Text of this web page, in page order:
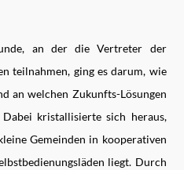
an der die Vertreter der
teilnahmen, ging es darum, wie
an welchen Zukunfts-Lösungen
kristallisierte sich heraus,
Gemeinden in kooperativen
liegt. Durch